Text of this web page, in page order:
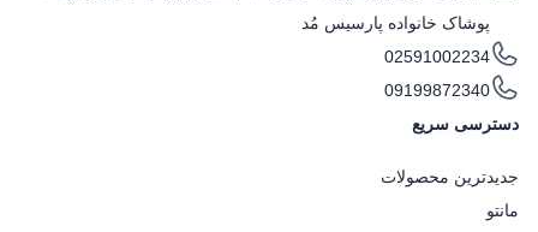
پوشاک خانواده پارسیس مُد
02591002234
09199872340
دسترسی سریع
جدیدترین محصولات
مانتو